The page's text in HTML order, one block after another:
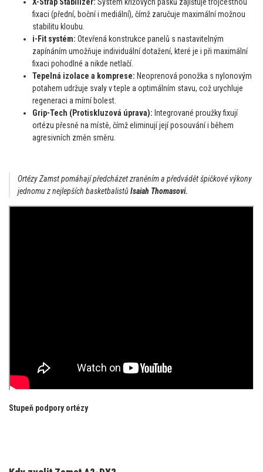
fixaci (přední, boční i mediální), čímž zaručuje maximální možnou
stabilitu kloubu.
i-Fit systém: Otevřená konstrukce panelů s nastavitelným
zapínáním umožňuje individuální dotažení, které je i při maximální
fixaci pohodlné a nikde netlačí.
Tepelná izolace a komprese: Neoprenová ponožka s nylonovým
potahem udržuje svaly v teple a optimálním stavu, což urychluje
regeneraci a mírní bolest.
Grip-Tech (Protiskluzová úprava): Integrované proužky fixují
ortézu přesně na místě, čímž eliminují její posouvání i během
agresivních změn směru.
Ortézy Zamst pomáhají předcházet zraněním a předvádět špičkové výkony
jednomu z nejlepších basketbalistůIsaiah Thomasovi.
Stupeň podpory ortézy